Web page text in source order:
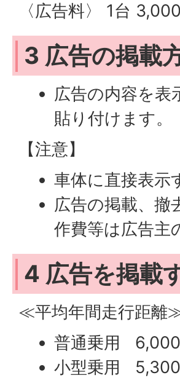
〈広告料〉 1台
3 広告の掲載
広告の内容を表
貼り付けます。
【注意】
車体に直接表示
広告の掲載、撤
作費等は広告主
4 広告を掲載
≪平均年間走行距離
普通乗用
小型乗用